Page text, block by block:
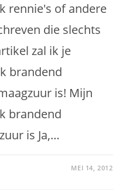
rennie's of andere
die slechts
zal ik je
brandend
is! Mijn
brandend
is Ja,…
MEI 14, 2012